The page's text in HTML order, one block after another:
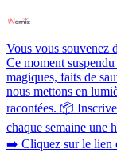
Vous vous souvenez
Ce moment
magiques, faits de
nous mettons en
racontées. 📦
chaque semaine une
➡️ Cliquez sur le lien